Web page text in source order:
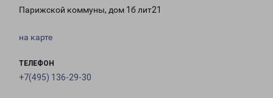
Парижской коммуны, дом 1б лит21
на карте
ТЕЛЕФОН
+7(495) 136-29-30